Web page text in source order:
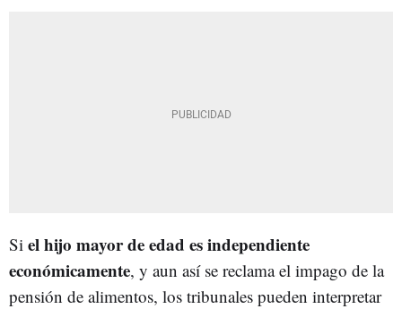
Si el hijo mayor de edad es independiente
económicamente, y aun así se reclama el impago de la
pensión de alimentos, los tribunales pueden interpretar